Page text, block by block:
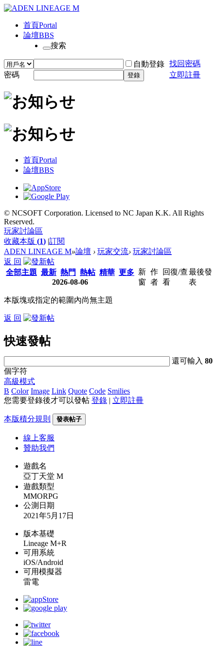
首頁Portal
論壇BBS
搜索
自動登錄 找回密碼
密碼
登錄 立即註冊
首頁Portal
論壇BBS
© NCSOFT Corporation. Licensed to NC Japan K.K. All Rights
Reserved.
玩家討論區
收藏本版 (1) |訂閱
ADEN LINEAGE M»論壇 › 玩家交流› 玩家討論區
返 回
全部主題 最新 熱門 熱帖 精華 更多
2026-08-06
新
窗
作
者
回復/查
看
最後發
表
本版塊或指定的範圍內尚無主題
返 回
快速發帖
還可輸入80
個字符
高級模式
B Color Image Link Quote Code Smilies
您需要登錄後才可以發帖 登錄 | 立即註冊
本版積分規則 發表帖子
線上客服
贊助我們
遊戲名
亞丁天堂 M
遊戲類型
MMORPG
公測日期
2021年5月17日
版本基礎
Lineage M+R
可用系統
iOS/Android
可用模擬器
雷電